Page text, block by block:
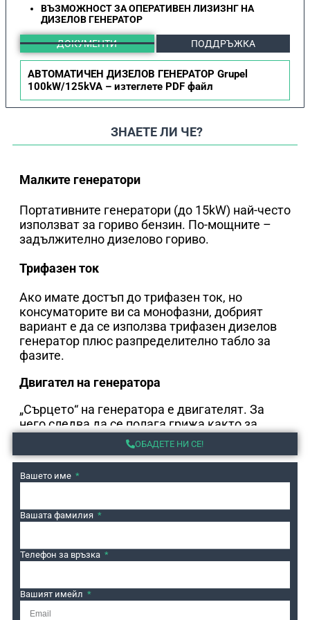
ВЪЗМОЖНОСТ ЗА ОПЕРАТИВЕН ЛИЗИЗНГ НА
ДИЗЕЛОВ ГЕНЕРАТОР
ДОКУМЕНТИ ПОДДРЪЖКА
АВТОМАТИЧЕН ДИЗЕЛОВ ГЕНЕРАТОР Grupel
100kW/125kVA – изтеглете PDF файл
ЗНАЕТЕ ЛИ ЧЕ?
Малките генератори
Портативните генератори (до 15kW) най-често
използват за гориво бензин. По-мощните –
задължително дизелово гориво.
Трифазен ток
Ако имате достъп до трифазен ток, но
консуматорите ви са монофазни, добрият
вариант е да се използва трифазен дизелов
генератор плюс разпределително табло за
фазите.
Двигател на генератора
„Сърцето“ на генератора е двигателят. За
него следва да се полага грижа както за
двигателите на автомобилите. Препоръчваме
редовна смяна на консумативи (филтри,
години.
Автономия на генератора
напълно автономни. Те сами стартират при
минават в режим “stand by”. Въпреки това те
имат нужда от малко внимание – проверка на
ОБАДЕТЕ НИ СЕ!
Вашето име
Вашата фамилия
Телефон за връзка
Вашият имейл